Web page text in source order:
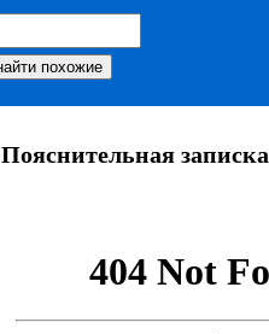
Пояснительная